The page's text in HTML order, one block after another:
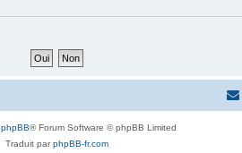
phpBB® Forum Software © phpBB Limited
Traduit parphpBB-fr.com